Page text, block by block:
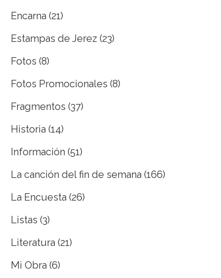
Encarna (21)
Estampas de Jerez (23)
Fotos (8)
Fotos Promocionales (8)
Fragmentos (37)
Historia (14)
Información (51)
La canción del fin de semana (166)
La Encuesta (26)
Listas (3)
Literatura (21)
Mi Obra (6)